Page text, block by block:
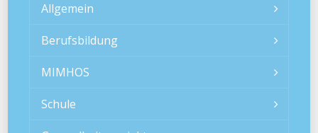
Allgemein
Berufsbildung
MIMHOS
Schule